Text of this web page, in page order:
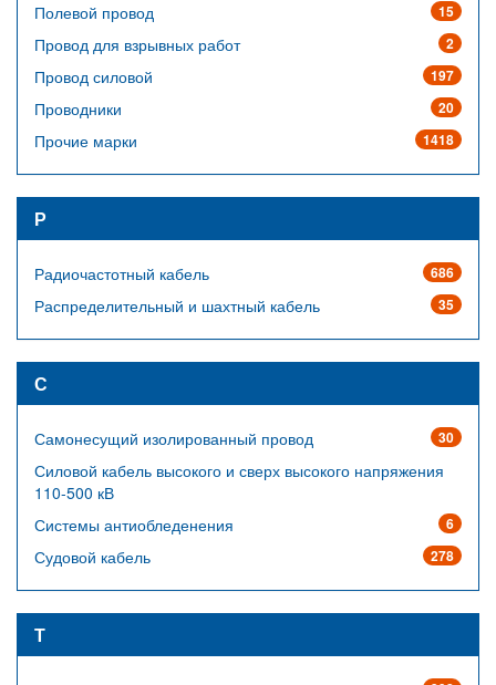
15
Полевой провод
2
Провод для взрывных работ
197
Провод силовой
20
Проводники
1418
Прочие марки
Р
686
Радиочастотный кабель
35
Распределительный и шахтный кабель
С
30
Самонесущий изолированный провод
Силовой кабель высокого и сверх высокого напряжения
110-500 кВ
6
Системы антиобледенения
278
Судовой кабель
Т